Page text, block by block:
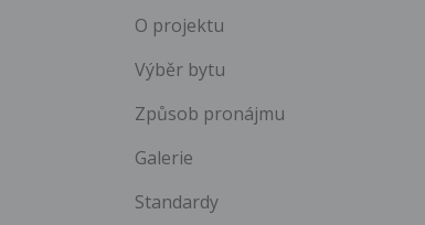
O projektu
Výběr bytu
Způsob pronájmu
Galerie
Standardy